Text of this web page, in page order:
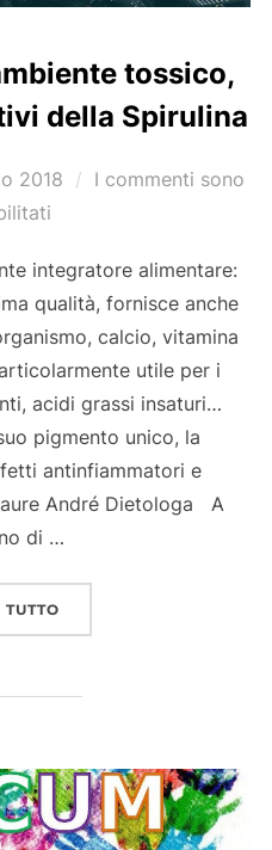
tossico,
della Spirulina
2018
I commenti sono
integratore alimentare:
qualità, fornisce anche
calcio, vitamina
utile per i
acidi grassi insaturi…
pigmento unico, la
antinfiammatori e
André Dietologa A
di …
TUTTO“DI FRONTE AD UN